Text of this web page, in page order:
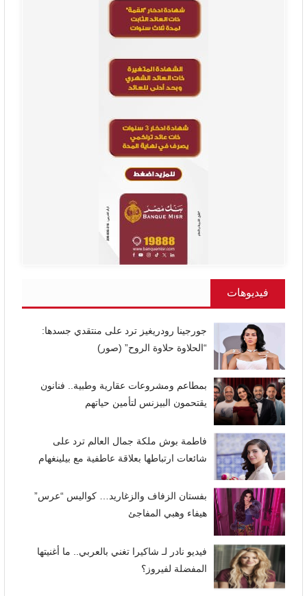
فيديوهات
جورجينا رودريغيز ترد على منتقدي جسدها:
“الحلاوة حلاوة الروح” (صور)
بمطاعم ومشروعات عقارية وطبية.. فنانون
يقتحمون البيزنس لتأمين حياتهم
فاطمة بوش ملكة جمال العالم ترد على
شائعات ارتباطها بعلاقة عاطفية مع بيلينغهام
بفستان الزفاف والزغاريد… كواليس “عرس”
هيفاء وهبي المفاجئ
فيديو نادر لـ شاكيرا تغني بالعربي.. ما أغنيتها
المفضلة لفيروز؟